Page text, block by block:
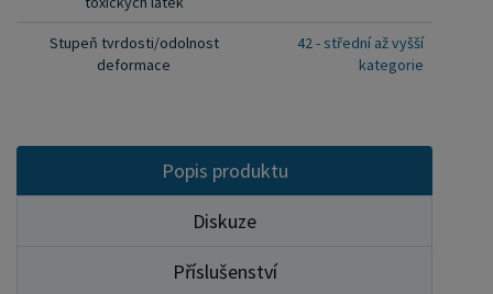
umožňuje přizpůsobení při změně poloh a
poskytuje dostatečnou oporu pro správné držení
těla. Pro velkoobchodní spolupráci nás
"Uživatel").
Stupeň tvrdosti/odolnost
deformace
42 - střední až vyšší
kategorie
Popis produktu
Diskuze
Příslušenství